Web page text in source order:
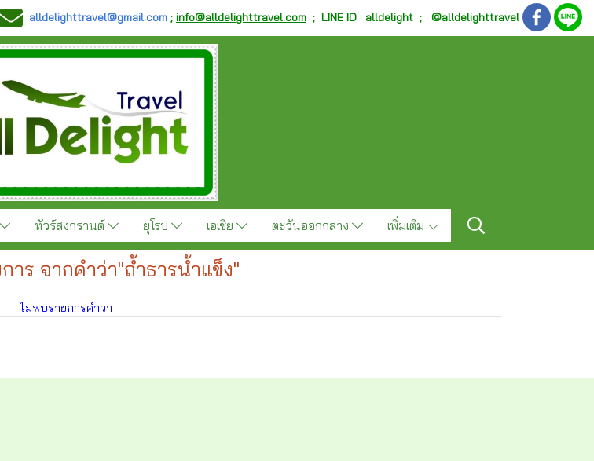
alldelighttravel@gmail.com ; info@alldelighttravel.com ; LINE ID : alldelight ; @alldelighttravel
ทัวร์สงกรานต์ ยุโรป เอเชีย ตะวันออกกลาง เพิ่มเติม
ร จากคำว่า"ถ้ำธารน้ำแข็ง"
ไม่พบรายการคำว่า